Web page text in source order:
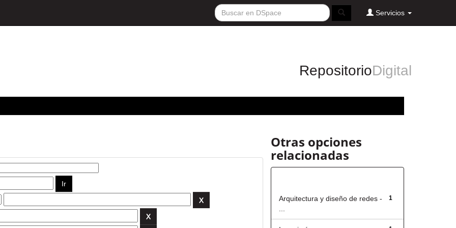
Servicios
RepositorioDigital
Otras opciones
relacionadas
1
Arquitectura y diseño de redes -